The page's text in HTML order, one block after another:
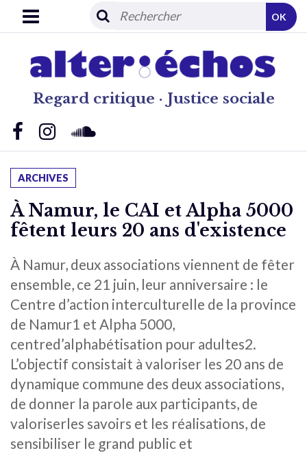
Regard critique · Justice sociale
OK
ARCHIVES
À Namur, le CAI et Alpha 5000
fêtent leurs 20 ans d'existence
À Namur, deux associations viennent de fêter
ensemble, ce 21 juin, leur anniversaire : le
Centre d’action interculturelle de la province
de Namur1 et Alpha 5000,
centred’alphabétisation pour adultes2.
L’objectif consistait à valoriser les 20 ans de
dynamique commune des deux associations,
de donner la parole aux participants, de
valoriserles savoirs et les réalisations, de
sensibiliser le grand public et